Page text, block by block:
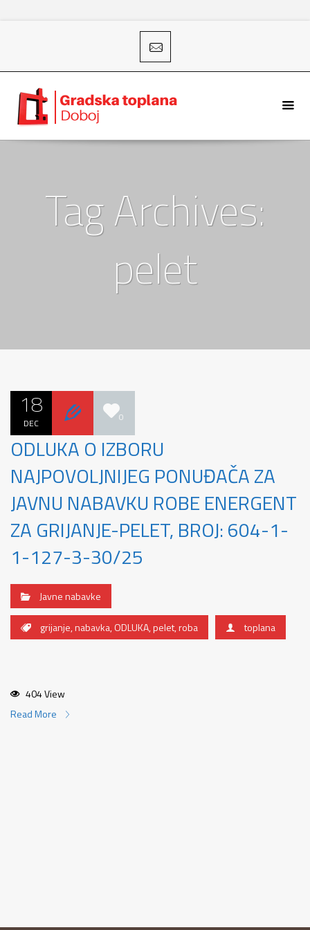
Tag Archives:
pelet
18
DEC 0
ODLUKA O IZBORU
NAJPOVOLJNIJEG PONUĐAČA ZA
JAVNU NABAVKU ROBE ENERGENT
ZA GRIJANJE-PELET, BROJ: 604-1-
1-127-3-30/25
Javne nabavke
grijanje,nabavka,ODLUKA,pelet,roba toplana
404 View
Read More